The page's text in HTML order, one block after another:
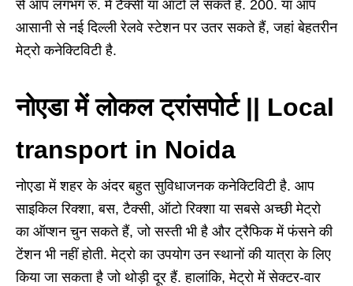
से आप लगभग रु. में टैक्सी या ऑटो ले सकते हैं. 200. या आप
आसानी से नई दिल्ली रेलवे स्टेशन पर उतर सकते हैं, जहां बेहतरीन
मेट्रो कनेक्टिविटी है.
नोएडा में लोकल ट्रांसपोर्ट || Local
transport in Noida
नोएडा में शहर के अंदर बहुत सुविधाजनक कनेक्टिविटी है. आप
साइकिल रिक्शा, बस, टैक्सी, ऑटो रिक्शा या सबसे अच्छी मेट्रो
का ऑप्शन चुन सकते हैं, जो सस्ती भी है और ट्रैफिक में फंसने की
टेंशन भी नहीं होती. मेट्रो का उपयोग उन स्थानों की यात्रा के लिए
किया जा सकता है जो थोड़ी दूर हैं. हालांकि, मेट्रो में सेक्टर-वार